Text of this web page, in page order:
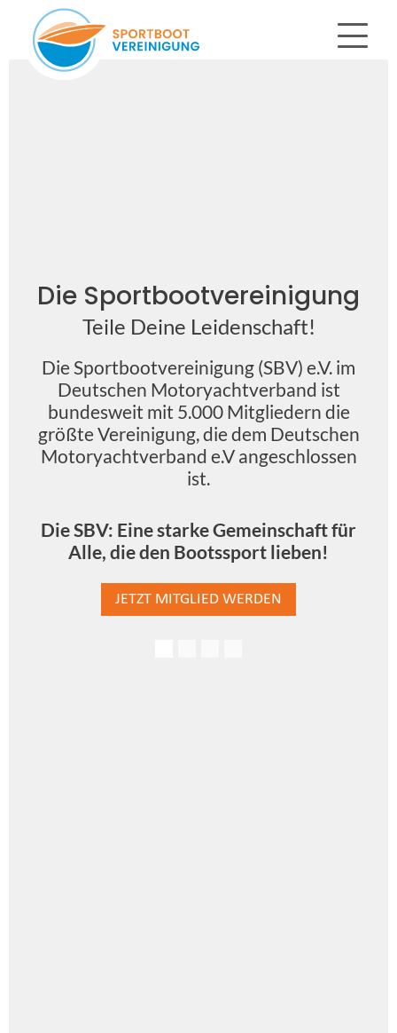
Die Sportbootvereinigung
Teile Deine Leidenschaft!
Die Sportbootvereinigung (SBV) e.V. im
Deutschen Motoryachtverband ist
bundesweit mit 5.000 Mitgliedern die
größte Vereinigung, die dem Deutschen
Motoryachtverband e.V angeschlossen
ist.
Die SBV: Eine starke Gemeinschaft für
Alle, die den Bootssport lieben!
JETZT MITGLIED WERDEN